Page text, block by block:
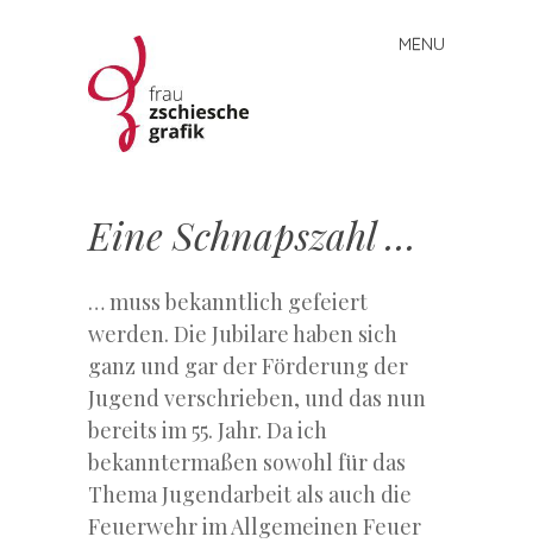
Zschiesche
Grafik
MENU
to
content
Eine Schnapszahl …
… muss bekanntlich gefeiert
werden. Die Jubilare haben sich
ganz und gar der Förderung der
Jugend verschrieben, und das nun
bereits im 55. Jahr. Da ich
bekanntermaßen sowohl für das
Thema Jugendarbeit als auch die
Feuerwehr im Allgemeinen Feuer